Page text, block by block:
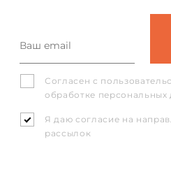
Согласен с
обработке персональных
Я даю согласие на
рассылок